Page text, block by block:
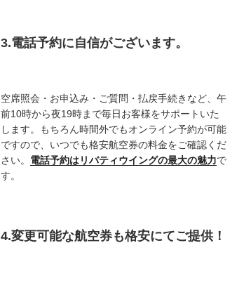
3.電話予約に自信がございます。
空席照会・お申込み・ご質問・払戻手続きなど、午
前10時から夜19時まで毎日お客様をサポートいた
します。もちろん時間外でもオンライン予約が可能
ですので、いつでも格安航空券の料金をご確認くだ
さい。 電話予約はリバティウイングの最大の魅力で
す。
4.変更可能な航空券も格安にてご提供！